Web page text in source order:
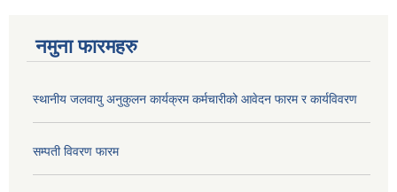
नमुना फारमहरु
स्थानीय जलवायु अनुकुलन कार्यक्रम कर्मचारीको आवेदन फारम र कार्यविवरण
सम्पती विवरण फारम